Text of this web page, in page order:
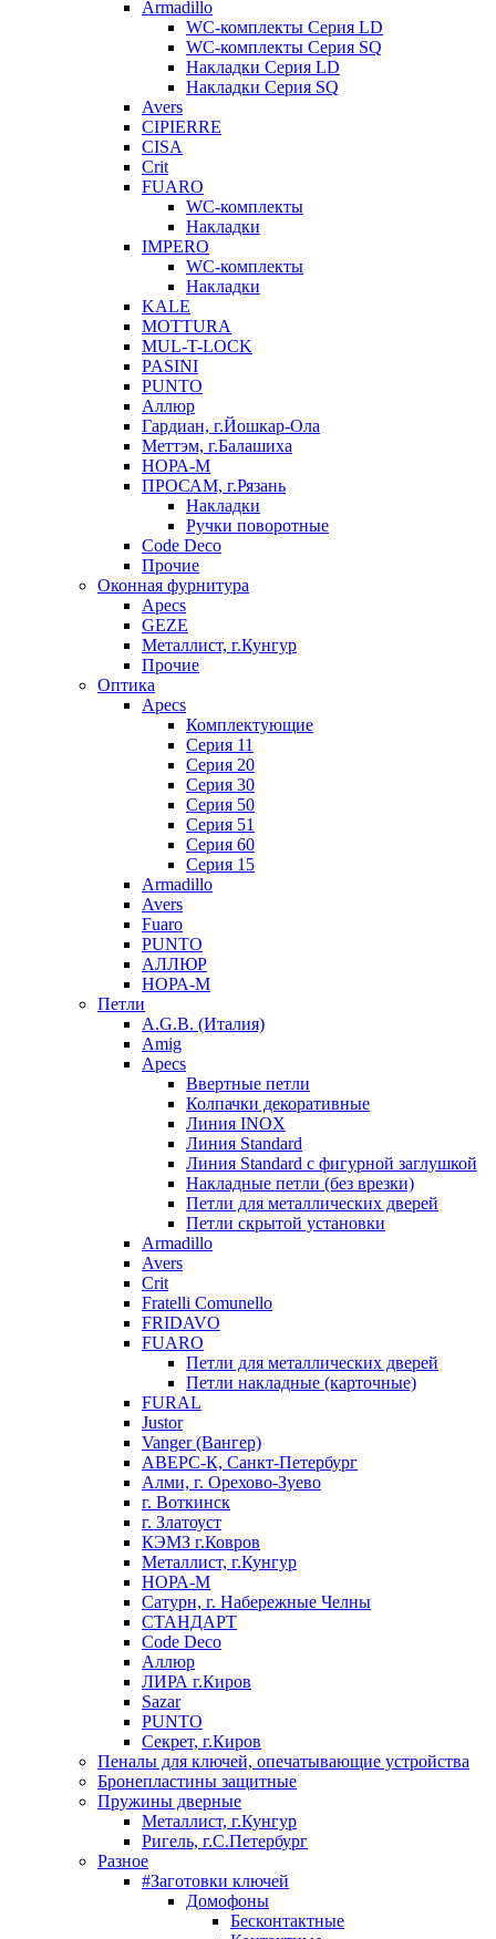
Armadillo
WC-комплекты Серия LD
WC-комплекты Серия SQ
Накладки Серия LD
Накладки Серия SQ
Avers
CIPIERRE
CISA
Crit
FUARO
WC-комплекты
Накладки
IMPERO
WC-комплекты
Накладки
KALE
MOTTURA
MUL-T-LOCK
PASINI
PUNTO
Аллюр
Гардиан, г.Йошкар-Ола
Меттэм, г.Балашиха
НОРА-М
ПРОСАМ, г.Рязань
Накладки
Ручки поворотные
Code Deco
Прочие
Оконная фурнитура
Apecs
GEZE
Металлист, г.Кунгур
Прочие
Оптика
Apecs
Комплектующие
Серия 11
Серия 20
Серия 30
Серия 50
Серия 51
Серия 60
Серия 15
Armadillo
Avers
Fuaro
PUNTO
АЛЛЮР
НОРА-М
Петли
A.G.B. (Италия)
Amig
Apecs
Ввертные петли
Колпачки декоративные
Линия INOX
Линия Standard
Линия Standard с фигурной заглушкой
Накладные петли (без врезки)
Петли для металлических дверей
Петли скрытой установки
Armadillo
Avers
Crit
Fratelli Comunello
FRIDAVO
FUARO
Петли для металлических дверей
Петли накладные (карточные)
FURAL
Justor
Vanger (Вангер)
АВЕРС-К, Санкт-Петербург
Алми, г. Орехово-Зуево
г. Воткинск
г. Златоуст
КЭМЗ г.Ковров
Металлист, г.Кунгур
НОРА-М
Сатурн, г. Набережные Челны
СТАНДАРТ
Code Deco
Аллюр
ЛИРА г.Киров
Sazar
PUNTO
Секрет, г.Киров
Пеналы для ключей, опечатывающие устройства
Бронепластины защитные
Пружины дверные
Металлист, г.Кунгур
Ригель, г.С.Петербург
Разное
#Заготовки ключей
Домофоны
Бесконтактные